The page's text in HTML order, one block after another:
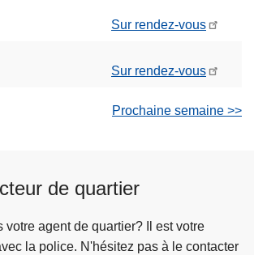
Sur rendez-vous
Sur rendez-vous
Prochaine semaine >>
de quartier
votre agent de quartier? Il est votre
la police. N'hésitez pas à le contacter